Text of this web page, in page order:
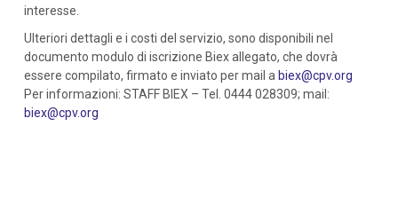
interesse.
Ulteriori dettagli e i costi del servizio, sono disponibili nel
documento modulo di iscrizione Biex allegato, che dovrà
essere compilato, firmato e inviato per mail a biex@cpv.org
Per informazioni: STAFF BIEX – Tel. 0444 028309; mail:
biex@cpv.org